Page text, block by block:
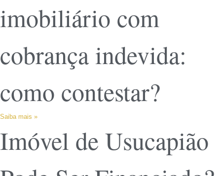
imobiliário com
cobrança indevida:
como contestar?
Saiba mais »
Imóvel de Usucapião